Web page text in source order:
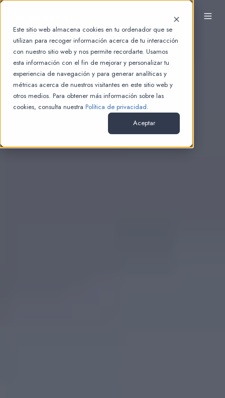
Este sitio web almacena cookies en tu ordenador que se
utilizan para recoger información acerca de tu interacción
con nuestro sitio web y nos permite recordarte. Usamos
esta información con el fin de mejorar y personalizar tu
experiencia de navegación y para generar analíticas y
métricas acerca de nuestros visitantes en este sitio web y
otros medios. Para obtener más información sobre las
cookies, consulta nuestra Política de privacidad.
Aceptar
ES